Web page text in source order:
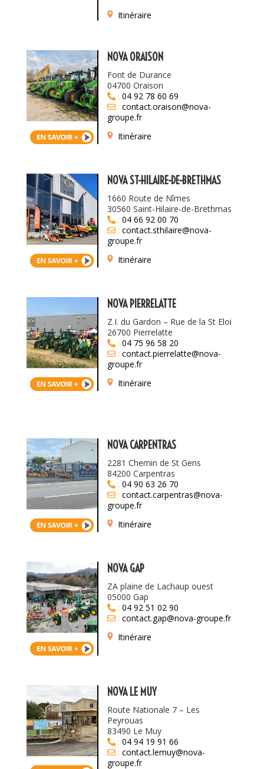
Itinéraire
NOVA ORAISON
Font de Durance
04700 Oraison
: 04 92 78 60 69
: contact.oraison@nova-
groupe.fr
Itinéraire
NOVA ST-HILAIRE-DE-BRETHMAS
1660 Route de Nîmes
30560 Saint-Hilaire-de-Brethmas
: 04 66 92 00 70
: contact.sthilaire@nova-
groupe.fr
Itinéraire
NOVA PIERRELATTE
Z.I. du Gardon – Rue de la St Eloi
26700 Pierrelatte
: 04 75 96 58 20
: contact.pierrelatte@nova-
groupe.fr
Itinéraire
NOVA CARPENTRAS
2281 Chemin de St Gens
84200 Carpentras
: 04 90 63 26 70
: contact.carpentras@nova-
groupe.fr
Itinéraire
NOVA GAP
ZA plaine de Lachaup ouest
05000 Gap
: 04 92 51 02 90
: contact.gap@nova-groupe.fr
Itinéraire
NOVA LE MUY
Route Nationale 7 – Les
Peyrouas
83490 Le Muy
: 04 94 19 91 66
: contact.lemuy@nova-
groupe.fr